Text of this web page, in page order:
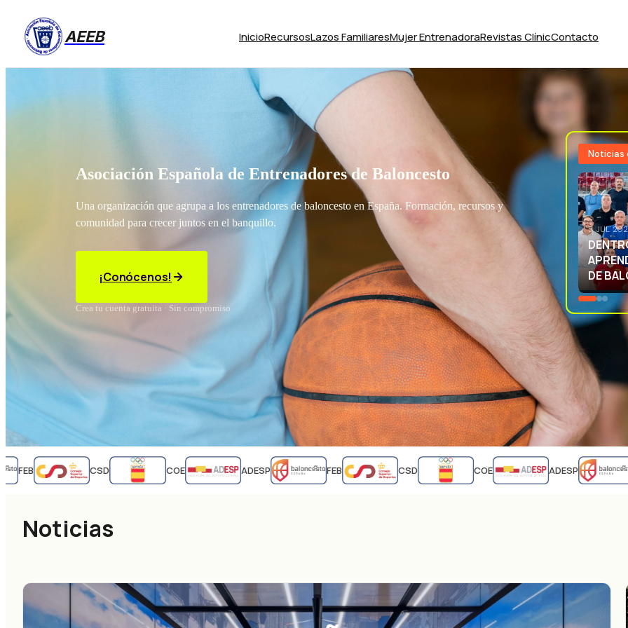
AEEB InicioRecursosLazos FamiliaresMujer EntrenadoraRevistas ClínicContacto
Asociación Española de Entrenadores de Baloncesto
Una organización que agrupa a los entrenadores de baloncesto en España. Formación, recursos y
comunidad para crecer juntos en el banquillo.
¡Conócenos!
Crea tu cuenta gratuita · Sin compromiso
Noticias
3 JUL
LA
FEB CSD COE ADESP FEB CSD COE ADESP
Noticias